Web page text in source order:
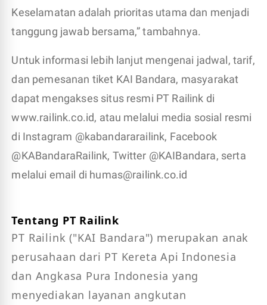
Keselamatan adalah prioritas utama dan menjadi
tanggung jawab bersama,” tambahnya.
Untuk informasi lebih lanjut mengenai jadwal, tarif,
dan pemesanan tiket KAI Bandara, masyarakat
dapat mengakses situs resmi PT Railink di
www.railink.co.id, atau melalui media sosial resmi
di Instagram @kabandararailink, Facebook
@KABandaraRailink, Twitter @KAIBandara, serta
melalui email di humas@railink.co.id
Tentang PT Railink
PT Railink ("KAI Bandara") merupakan anak
perusahaan dari PT Kereta Api Indonesia
dan Angkasa Pura Indonesia yang
menyediakan layanan angkutan